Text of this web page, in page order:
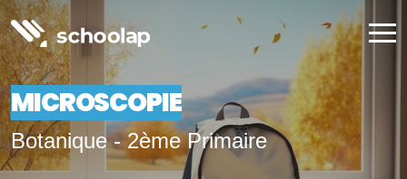
MICROSCOPIE
Botanique - 2ème Primaire